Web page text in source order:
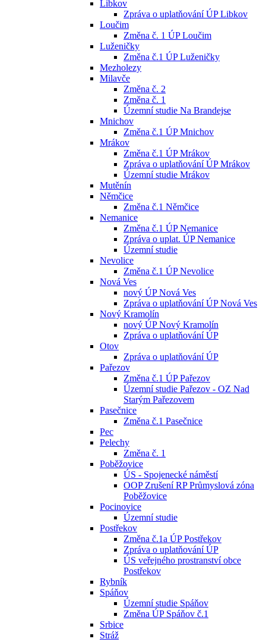
Libkov
Zpráva o uplatňování ÚP Libkov
Loučim
Změna č. 1 ÚP Loučim
Luženičky
Změna č.1 ÚP Luženičky
Mezholezy
Milavče
Změna č. 2
Změna č. 1
Územní studie Na Brandejse
Mnichov
Změna č.1 ÚP Mnichov
Mrákov
Změna č.1 ÚP Mrákov
Zpráva o uplatňování ÚP Mrákov
Územní studie Mrákov
Mutěnín
Němčice
Změna č.1 Němčice
Nemanice
Změna č.1 ÚP Nemanice
Zpráva o uplat. ÚP Nemanice
Územní studie
Nevolice
Změna č.1 ÚP Nevolice
Nová Ves
nový ÚP Nová Ves
Zpráva o uplatňování ÚP Nová Ves
Nový Kramolín
nový ÚP Nový Kramolín
Zpráva o uplatňování ÚP
Otov
Zpráva o uplatňování ÚP
Pařezov
Změna č.1 ÚP Pařezov
Územní studie Pařezov - OZ Nad
Starým Pařezovem
Pasečnice
Změna č.1 Pasečnice
Pec
Pelechy
Změna č. 1
Poběžovice
ÚS - Spojenecké náměstí
OOP Zrušení RP Průmyslová zóna
Poběžovice
Pocinovice
Územní studie
Postřekov
Změna č.1a ÚP Postřekov
Zpráva o uplatňování ÚP
ÚS veřejného prostranství obce
Postřekov
Rybník
Spáňov
Územní studie Spáňov
Změna ÚP Spáňov č.1
Srbice
Stráž